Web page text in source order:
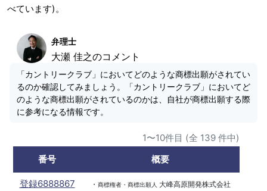
べています)。
弁理士
大瀬 佳之のコメント
「カントリークラブ」においてどのような商標出願がされてい
るのか確認してみましょう。「カントリークラブ」においてど
のような商標出願がされているのかは、自社が商標出願する際
に参考になる情報です。
1〜10件目 (全 139 件中)
番号
概要
登録6888867 ・ 商標権者・商標出願人
大峰高原開発株式会社